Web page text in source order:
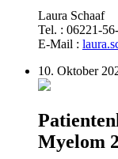
Laura Schaaf
Tel. : 06221-
E-Mail :
10. Oktober
Myelom